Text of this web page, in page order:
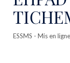
ESSMS - Mis en